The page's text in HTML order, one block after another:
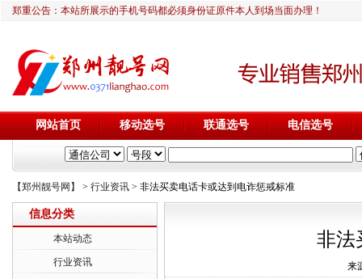
郑重公告：本站所展示的手机号码都必须身份证原件本人到场当面办理！
网站首页 移动选号 联通选号 电信选号
【郑州靓号网】 > 行业资讯 > 非法买卖电话卡或达到电诈惩戒标准
信息分类
本站动态
行业资讯
非法
来